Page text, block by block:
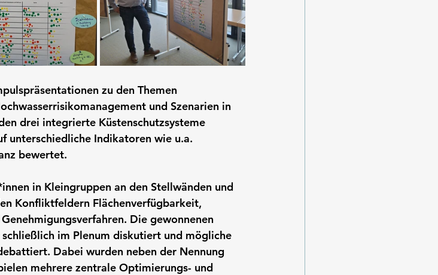
zu den Themen
und Szenarien in
drei integrierte Küstenschutzsysteme
unterschiedliche Indikatoren wie u.a.
bewertet.
in Kleingruppen an den Stellwänden und
Konfliktfeldern Flächenverfügbarkeit,
Die gewonnenen
im Plenum diskutiert und mögliche
Dabei wurden neben der Nennung
mehrere zentrale Optimierungs- und